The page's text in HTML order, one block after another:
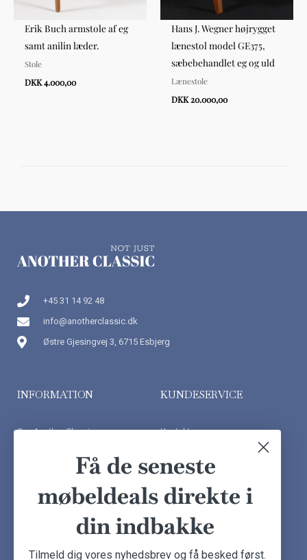
Erik Buch armstole af eg
samt anilin læder.
Stole
DKK 4.000,00
Hans J. Wegner højrygget
lænestol model GE375,
sæbebehandlet eg og uld
Lænestole
DKK 20.000,00
+45 31 14 92 48
info@anotherclassic.dk
Østre Gjesingvej 3, 6715 Esbjerg
INFORMATION
Om Another Classic
Handelsbetingelser
KUNDESERVICE
Kontakt os
Kundeudtalelser
Besøg showroom
Få de seneste
møbeldeals direkte i
din indbakke
Tilmeld dig vores nyhedsbrev og få besked først.